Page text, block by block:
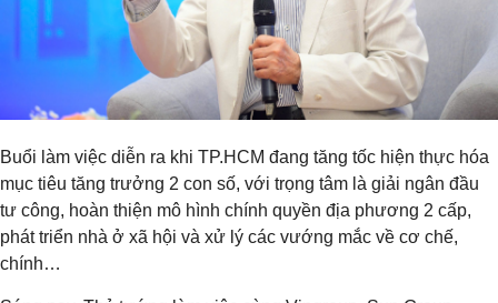
Buổi làm việc diễn ra khi TP.HCM đang tăng tốc hiện thực hóa
mục tiêu tăng trưởng 2 con số, với trọng tâm là giải ngân đầu
tư công, hoàn thiện mô hình chính quyền địa phương 2 cấp,
phát triển nhà ở xã hội và xử lý các vướng mắc về cơ chế,
chính…